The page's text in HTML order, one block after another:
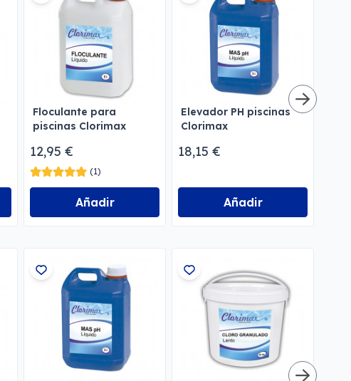
Floculante para
piscinas Clorimax
12,95 €
(1)
Añadir
Elevador PH piscinas
Clorimax
18,15 €
Añadir